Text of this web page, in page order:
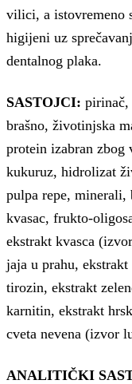
vilici, a istovremeno
higijeni uz
dentalnog plaka.
SASTOJCI: pirinač,
brašno, životinjska
protein izabran
kukuruz, hidrolizat
pulpa repe,
kvasac, frukto-
ekstrakt kvasca
jaja u prahu,
tirozin, ekstrakt
karnitin, ekstrakt
cveta nevena (izvor
ANALITIČKI